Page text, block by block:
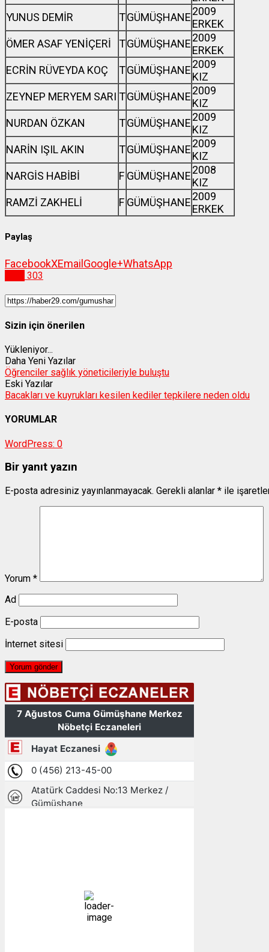
YUNUS DEMİR
TGÜMÜŞHANE2009
ERKEK
ÖMER ASAF YENİÇERİ
TGÜMÜŞHANE2009
ERKEK
ECRİN RÜVEYDA KOÇ
TGÜMÜŞHANE2009
KIZ
ZEYNEP MERYEM SARI TGÜMÜŞHANE2009
KIZ
NURDAN ÖZKAN
TGÜMÜŞHANE2009
KIZ
NARİN IŞIL AKIN
TGÜMÜŞHANE2009
KIZ
NARGİS HABİBİ
F GÜMÜŞHANE2008
KIZ
RAMZİ ZAKHELİ
F GÜMÜŞHANE2009
ERKEK
Paylaş
FacebookXEmail Google+WhatsApp
303
Sizin için önerilen
Yükleniyor...
Daha Yeni Yazılar
Öğrenciler sağlık yöneticileriyle buluştu
Eski Yazılar
Bacakları ve kuyrukları kesilen kediler tepkilere neden oldu
YORUMLAR
WordPress: 0
Bir yanıt yazın
E-posta adresiniz yayınlanmayacak. Gerekli alanlar * ile
Yorum *
Ad
E-posta
İnternet sitesi
20 %
1004 mb